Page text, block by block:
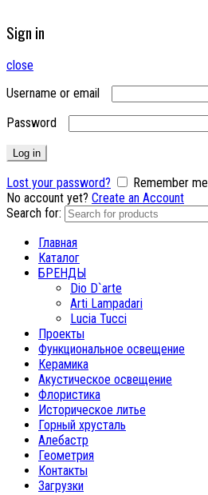
Sign in
close
Username or email
Password
Log in
Lost your password?
Remember me
No account yet? Create an Account
Search for:
Главная
Каталог
БРЕНДЫ
Dio D`arte
Arti Lampadari
Lucia Tucci
Проекты
Функциональное освещение
Керамика
Акустическое освещение
Флористика
Историческое литье
Горный хрусталь
Алебастр
Геометрия
Контакты
Загрузки